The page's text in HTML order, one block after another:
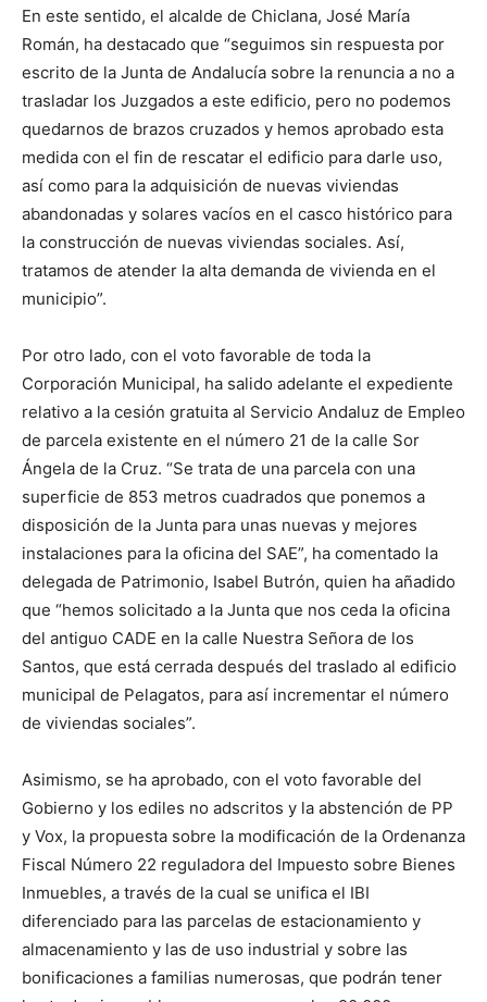
En este sentido, el alcalde de Chiclana, José María
Román, ha destacado que “seguimos sin respuesta por
escrito de la Junta de Andalucía sobre la renuncia a no a
trasladar los Juzgados a este edificio, pero no podemos
quedarnos de brazos cruzados y hemos aprobado esta
medida con el fin de rescatar el edificio para darle uso,
así como para la adquisición de nuevas viviendas
abandonadas y solares vacíos en el casco histórico para
la construcción de nuevas viviendas sociales. Así,
tratamos de atender la alta demanda de vivienda en el
municipio”.
Por otro lado, con el voto favorable de toda la
Corporación Municipal, ha salido adelante el expediente
relativo a la cesión gratuita al Servicio Andaluz de Empleo
de parcela existente en el número 21 de la calle Sor
Ángela de la Cruz. “Se trata de una parcela con una
superficie de 853 metros cuadrados que ponemos a
disposición de la Junta para unas nuevas y mejores
instalaciones para la oficina del SAE”, ha comentado la
delegada de Patrimonio, Isabel Butrón, quien ha añadido
que “hemos solicitado a la Junta que nos ceda la oficina
del antiguo CADE en la calle Nuestra Señora de los
Santos, que está cerrada después del traslado al edificio
municipal de Pelagatos, para así incrementar el número
de viviendas sociales”.
Asimismo, se ha aprobado, con el voto favorable del
Gobierno y los ediles no adscritos y la abstención de PP
y Vox, la propuesta sobre la modificación de la Ordenanza
Fiscal Número 22 reguladora del Impuesto sobre Bienes
Inmuebles, a través de la cual se unifica el IBI
diferenciado para las parcelas de estacionamiento y
almacenamiento y las de uso industrial y sobre las
bonificaciones a familias numerosas, que podrán tener